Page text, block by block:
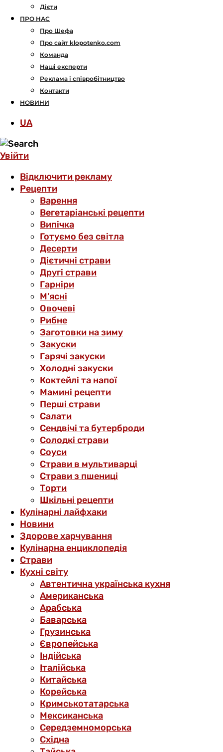
Дієти
ПРО НАС
Про Шефа
Про сайт klopotenko.com
Команда
Наші експерти
Реклама і співробітництво
Контакти
НОВИНИ
UA
Увійти
Відключити рекламу
Рецепти
Варення
Вегетаріанські рецепти
Випічка
Готуємо без світла
Десерти
Дієтичні страви
Другі страви
Гарніри
М’ясні
Овочеві
Рибне
Заготовки на зиму
Закуски
Гарячі закуски
Холодні закуски
Коктейлі та напої
Мамині рецепти
Перші страви
Салати
Сендвічі та бутерброди
Солодкі страви
Соуси
Страви в мультиварці
Страви з пшениці
Торти
Шкільні рецепти
Кулінарні лайфхаки
Новини
Здорове харчування
Кулінарна енциклопедія
Страви
Кухні світу
Автентична українська кухня
Американська
Арабська
Баварська
Грузинська
Європейська
Індійська
Італійська
Китайська
Корейська
Кримськотатарська
Мексиканська
Середземноморська
Східна